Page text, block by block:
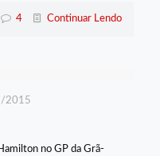
4 Continuar Lendo
2015
no GP da Grã-